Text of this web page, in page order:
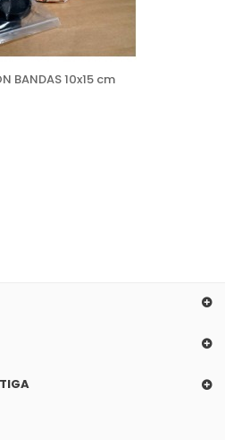
BANDAS 10x15 cm